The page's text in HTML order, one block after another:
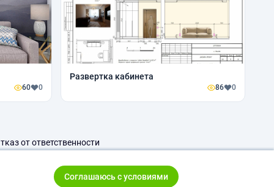
60 0
Развертка кабинета
86 0
от ответственности
Соглашаюсь с условиями